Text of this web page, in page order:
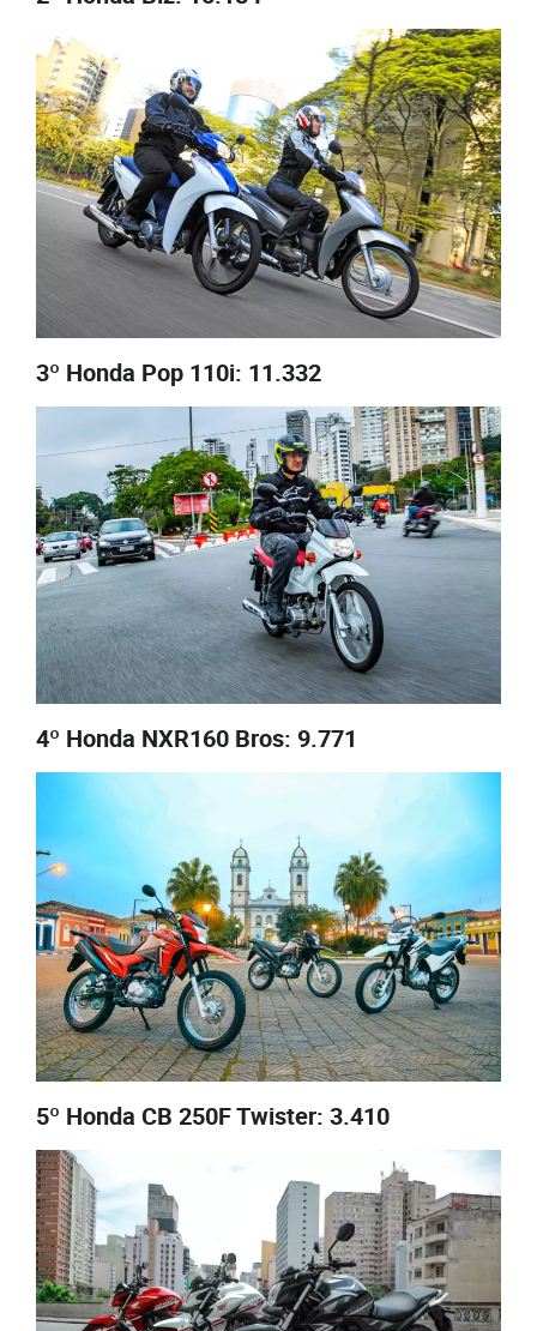
3º Honda Pop 110i: 11.332
4º Honda NXR160 Bros: 9.771
5º Honda CB 250F Twister: 3.410